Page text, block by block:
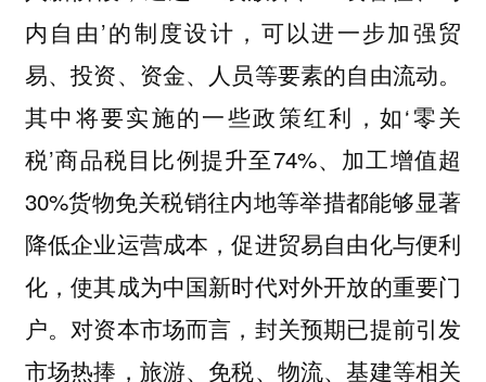
内自由’的制度设计，可以进一步加强贸
易、投资、资金、人员等要素的自由流动。
其中将要实施的一些政策红利，如‘零关
税’商品税目比例提升至74%、加工增值超
30%货物免关税销往内地等举措都能够显著
降低企业运营成本，促进贸易自由化与便利
化，使其成为中国新时代对外开放的重要门
户。对资本市场而言，封关预期已提前引发
市场热捧，旅游、免税、物流、基建等相关